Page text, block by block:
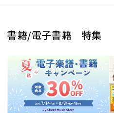
書籍/電子書籍 特集